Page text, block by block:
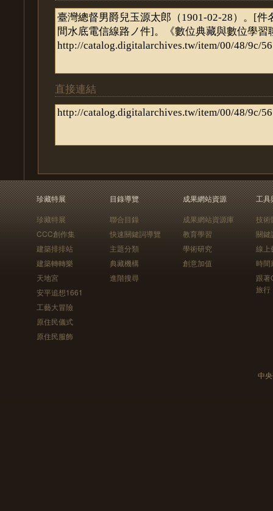
直接連結
珍藏特展
珍藏特展
CCC創作集
建築排排站
建築轉轉樂
天地宮
安平追想1661
工藝大冒險
原住民儀式
原住民服飾
目錄導覽
聯合目錄
快速關鍵詞導覽
主題分類
典藏機構
進階搜尋
成果網站資源
成果網站資源庫
教育學習
學術研究
創意加值
工具
技術
關鍵
線上
時間
跟
旅行
中